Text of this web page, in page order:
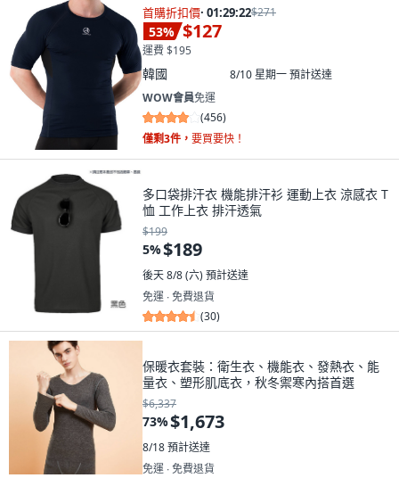
首購折扣價· 01:29:21$271
53% $127
運費 $195
韓國 8/10 星期一預計送達
WOW會員免運
(456)
僅剩3件， 要買要快！
多口袋排汗衣 機能排汗衫 運動上衣 涼感衣 T
恤 工作上衣 排汗透氣
$199
5%$189
後天 8/8 (六) 預計送達
免運 ∙ 免費退貨
(30)
保暖衣套裝：衛生衣、機能衣、發熱衣、能
量衣、塑形肌底衣，秋冬禦寒內搭首選
$6,337
73%$1,673
8/18預計送達
免運 ∙ 免費退貨